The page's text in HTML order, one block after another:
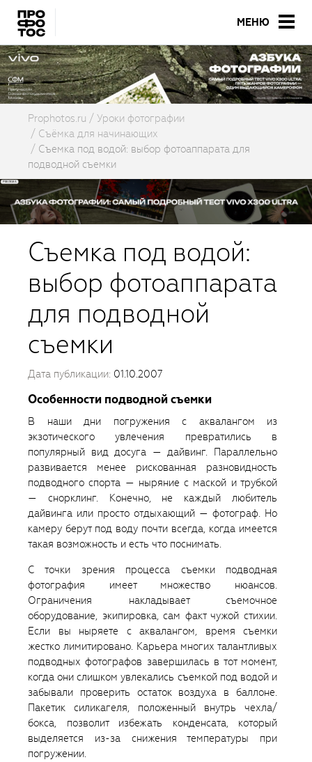
МЕНЮ
Prophotos.ru
Уроки фотографии
Съёмка для начинающих
Съемка под водой: выбор фотоаппарата для
подводной съемки
Съемка под водой:
выбор фотоаппарата
для подводной
съемки
Дата публикации: 01.10.2007
Особенности подводной съемки
В наши дни погружения с аквалангом из
экзотического увлечения превратились в
популярный вид досуга — дайвинг. Параллельно
развивается менее рискованная разновидность
подводного спорта — ныряние с маской и трубкой
— снорклинг. Конечно, не каждый любитель
дайвинга или просто отдыхающий — фотограф. Но
камеру берут под воду почти всегда, когда имеется
такая возможность и есть что поснимать.
С точки зрения процесса съемки подводная
фотография имеет множество нюансов.
Ограничения накладывает съемочное
оборудование, экипировка, сам факт чужой стихии.
Если вы ныряете с аквалангом, время съемки
жестко лимитировано. Карьера многих талантливых
подводных фотографов завершилась в тот момент,
когда они слишком увлекались съемкой под водой и
забывали проверить остаток воздуха в баллоне.
Пакетик силикагеля, положенный внутрь чехла/
бокса, позволит избежать конденсата, который
выделяется из-за снижения температуры при
погружении.